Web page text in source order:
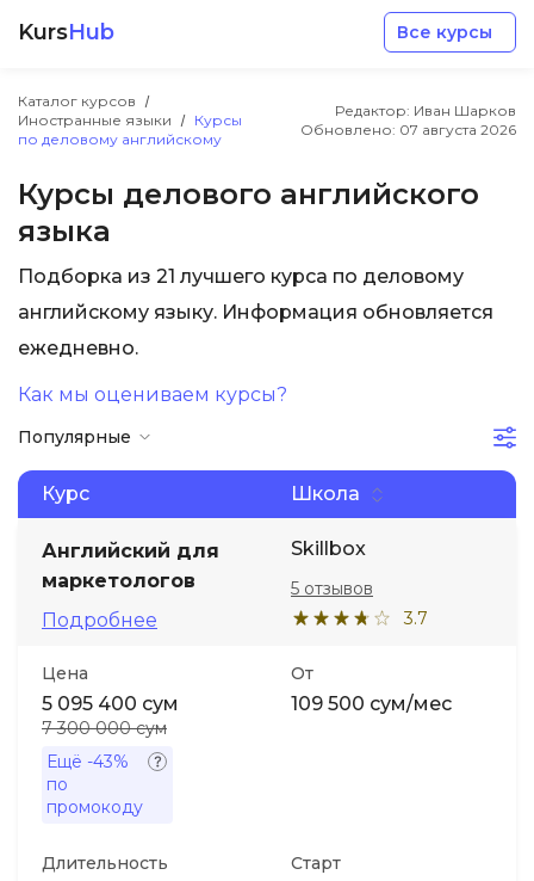
KursHub Все курсы
Каталог курсов
Иностранные языки
Курсы
по деловому английскому
Редактор: Иван Шарков
Обновлено: 07 августа 2026
Курсы делового английского
языка
Подборка из 21 лучшего курса по деловому
английскому языку. Информация обновляется
ежедневно.
Как мы оцениваем курсы?
Популярные
Курс Школа
Английский для
маркетологов
Подробнее
Skillbox
3.7
5 отзывов
Цена
5 095 400 сум
7 300 000 сум
Ещё -43%
по
промокоду
От
109 500 сум/мес
Длительность Старт
Маркетинг
Дизайн
Менеджмент
Иностранные языки
ДПО
Детям
Акции и промокоды